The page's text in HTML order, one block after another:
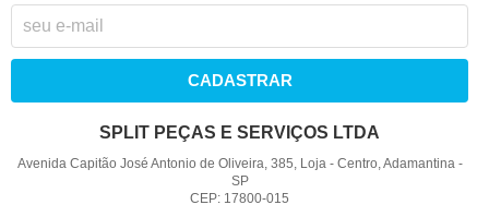
CADASTRAR
SPLIT PEÇAS E SERVIÇOS LTDA
Avenida Capitão José Antonio de Oliveira, 385, Loja - Centro, Adamantina -
SP
CEP: 17800-015